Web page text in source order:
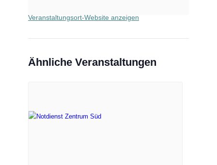
Veranstaltungsort-Website anzeigen
Ähnliche Veranstaltungen